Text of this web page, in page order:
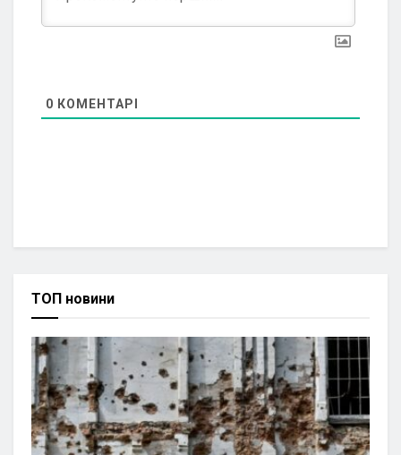
0 КОМЕНТАРІ
ТОП новини